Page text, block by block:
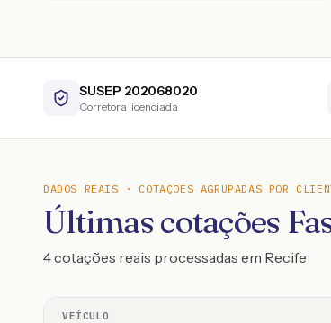
SUSEP 202068020
Corretora licenciada
DADOS REAIS · COTAÇÕES AGRUPADAS POR
Últimas cotações
4 cotações reais processadas em Recife
VEÍCULO